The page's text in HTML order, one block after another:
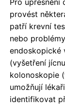
Pro upřesnění
provést
patří krevní
nebo
endoskopické
(vyšetření
kolonoskopie
umožňují
identifikovat